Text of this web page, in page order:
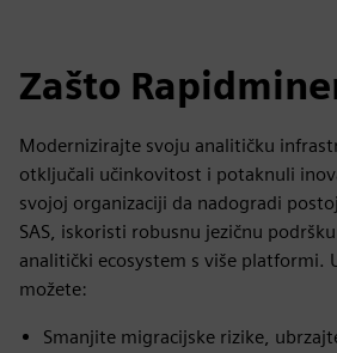
Zašto
Modernizirajte svoju analitičku
otključali učinkovitost i potaknuli
svojoj organizaciji da nadogradi
SAS, iskoristi robusnu jezičnu
analitički ecosystem s više platformi.
možete:
Smanjite migracijske rizike,